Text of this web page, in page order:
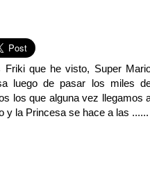
que he visto, Super
luego de pasar los miles
los que alguna vez llegamos
y la Princesa se hace a las ......